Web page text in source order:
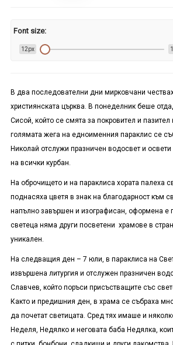
Font size:
12px
В два последователни дни мирковчани
християнската църква. В понеделник беше
Сисой, който се смята за покровител и
голямата жега на едноименния параклис се
Николай отслужи празничен водосвет и
на всички курбан.
На оброчището и на параклиса хората палеха
поднасяха цветя в знак на благодарност към
напълно завършен и изографисан, оформена е
светеца няма други посветени храмове в
уникален.
На следващия ден – 7 юли, в параклиса на
извършена литургия и отслужен празничен
Славчев, който поръси присъстващите със
Както и предишния ден, в храма се събраха
да почетат светицата. Сред тях имаше и
Неделя, Недялко и неговата баба Недялка,